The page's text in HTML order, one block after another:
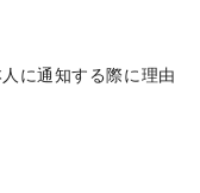
に通知する際に理由